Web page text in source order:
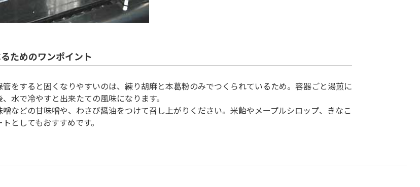
ためのワンポイント
をすると固くなりやすいのは、練り胡麻と本葛粉のみでつくられているため。容器ごと湯煎に
水で冷やすと出来たての風味になります。
などの甘味噌や、わさび醤油をつけて召し上がりください。米飴やメープルシロップ、きなこ
としてもおすすめです。